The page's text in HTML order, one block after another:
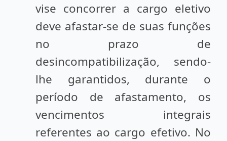
vise concorrer a cargo eletivo
deve afastar-se de suas funções
no prazo de
desincompatibilização, sendo-
lhe garantidos, durante o
período de afastamento, os
vencimentos integrais
referentes ao cargo efetivo. No